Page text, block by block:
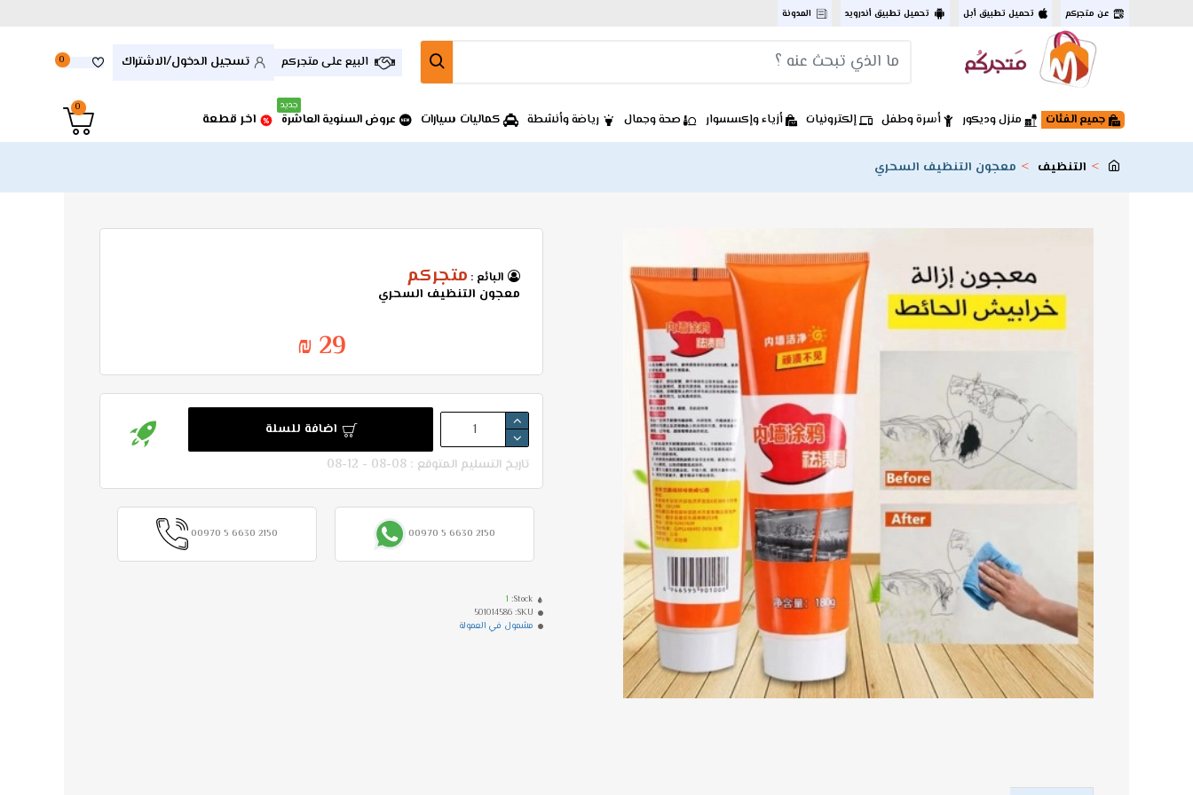
عن متجركم تحميل تطبيق أبل تحميل تطبيق أندرويد المدونة
تسجيل الدخول/الاشتراك 0 البيع على متجركم
جميع الفئات منزل وديكور أسرة وطفل إلكترونيات أزياء وإكسسوار صحة وجمال رياضة وأنشطة كماليات سيارات عروض السنوية العاشرة
جديد
اخر قطعة
0
التنظيف معجون التنظيف السحري
البائع : متجركم
معجون التنظيف السحري
29 ₪
Stock:
1
SKU:
501014586
مشمول في العمولة
اضافة للسلة
تاريخ التسليم المتوقع : 08-08 - 12-08
00970 5 6630 2150
00970 5 6630 2150